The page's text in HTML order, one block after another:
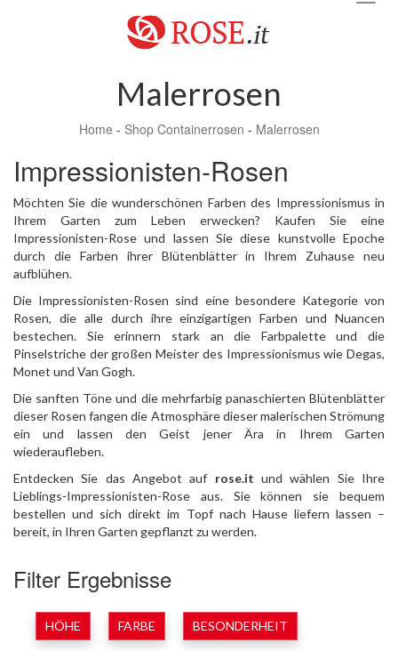
Malerrosen
Home - Shop Containerrosen - Malerrosen
Impressionisten-Rosen
Möchten Sie die wunderschönen Farben des Impressionismus in
Ihrem Garten zum Leben erwecken? Kaufen Sie eine
Impressionisten-Rose und lassen Sie diese kunstvolle Epoche
durch die Farben ihrer Blütenblätter in Ihrem Zuhause neu
aufblühen.
Die Impressionisten-Rosen sind eine besondere Kategorie von
Rosen, die alle durch ihre einzigartigen Farben und Nuancen
bestechen. Sie erinnern stark an die Farbpalette und die
Pinselstriche der großen Meister des Impressionismus wie Degas,
Monet und Van Gogh.
Die sanften Töne und die mehrfarbig panaschierten Blütenblätter
dieser Rosen fangen die Atmosphäre dieser malerischen Strömung
ein und lassen den Geist jener Ära in Ihrem Garten
wiederaufleben.
Entdecken Sie das Angebot auf rose.it und wählen Sie Ihre
Lieblings-Impressionisten-Rose aus. Sie können sie bequem
bestellen und sich direkt im Topf nach Hause liefern lassen –
bereit, in Ihren Garten gepflanzt zu werden.
Filter Ergebnisse
HÖHE FARBE BESONDERHEIT